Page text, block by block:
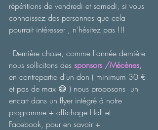
répétitions de vendredi et samedi, si vous
connaissez des personnes que cela
pourrait intéresser , n'hésitez pas !!!
- Dernière chose, comme l'année dernière
nous sollicitons des sponsors /Mécènes,
en contrepartie d'un don ( minimum 30 €
et pas de max 😅 ) nous proposons  un
encart dans un flyer intégré à notre
programme + affichage Hall et
Facebook, pour en savoir +